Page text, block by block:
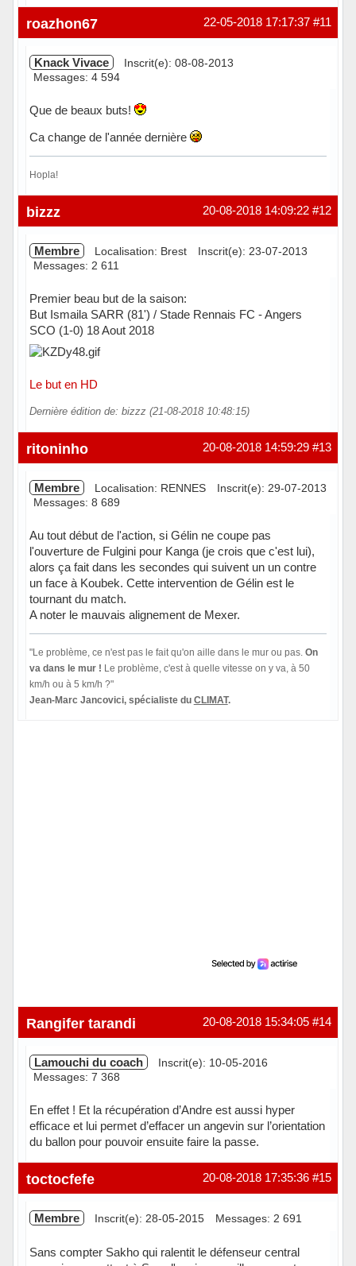
Hors ligne #11
22-05-2018 17:17:37
roazhon67
Knack Vivace
Inscrit(e): 08-08-2013
Messages: 4 594
Que de beaux buts!
Ca change de l'année dernière
Hopla!
Hors ligne #12
20-08-2018 14:09:22
bizzz
Membre Localisation: Brest
Inscrit(e): 23-07-2013
Messages: 2 611
Premier beau but de la saison:
But Ismaila SARR (81') / Stade Rennais FC - Angers
SCO (1-0) 18 Aout 2018
Le but en HD
Dernière édition de: bizzz (21-08-2018 10:48:15)
Hors ligne #13
20-08-2018 14:59:29
ritoninho
Membre Localisation: RENNES
Inscrit(e): 29-07-2013
Messages: 8 689
Au tout début de l'action, si Gélin ne coupe pas
l'ouverture de Fulgini pour Kanga (je crois que c'est lui),
alors ça fait dans les secondes qui suivent un un contre
un face à Koubek. Cette intervention de Gélin est le
tournant du match.
A noter le mauvais alignement de Mexer.
"Le problème, ce n'est pas le fait qu'on aille dans le mur ou pas. On
va dans le mur ! Le problème, c'est à quelle vitesse on y va, à 50
km/h ou à 5 km/h ?"
Jean-Marc Jancovici, spécialiste du CLIMAT.
#14
20-08-2018 15:34:05
Rangifer tarandi
Lamouchi du coach
Inscrit(e): 10-05-2016
Messages: 7 368
En effet ! Et la récupération d’Andre est aussi hyper
efficace et lui permet d’effacer un angevin sur l’orientation
du ballon pour pouvoir ensuite faire la passe.
Hors ligne #15
20-08-2018 17:35:36
toctocfefe
Membre Inscrit(e): 28-05-2015 Messages: 2 691
Sans compter Sakho qui ralentit le défenseur central